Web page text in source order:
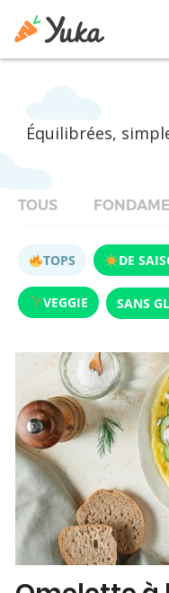
Équilibrées,
TOUS
TOPS DE
VEGGIE SANS